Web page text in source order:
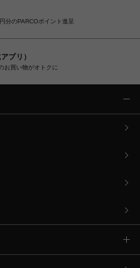
分のPARCOポイント進呈
プリ）
お買い物がオトクに